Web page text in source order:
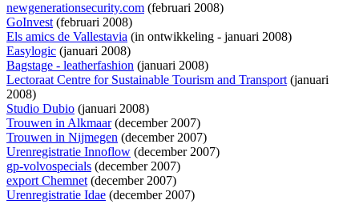
newgenerationsecurity.com (februari 2008)
GoInvest(februari 2008)
Els amics de Vallestavia (in ontwikkeling - januari 2008)
Easylogic (januari 2008)
Bagstage - leatherfashion (januari 2008)
Lectoraat Centre for Sustainable Tourism and Transport(januari
2008)
Studio Dubio (januari 2008)
Trouwen in Alkmaar(december 2007)
Trouwen in Nijmegen (december 2007)
Urenregistratie Innoflow (december 2007)
gp-volvospecials (december 2007)
export Chemnet(december 2007)
Urenregistratie Idae (december 2007)